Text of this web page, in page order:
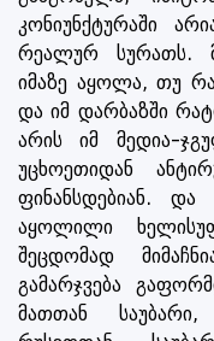
კონიუნქტურაში
რეალურ სურათს.
იმაზე აყოლა, თუ
და იმ დარბაზში
არის იმ მედია-
უცხოეთიდან
ფინანსდებიან.
აყოლილი
შეცდომად
გამარჯვება
მათთან